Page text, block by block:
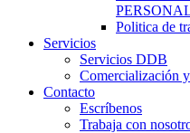
Politica de
Servicios
Servicios DDB
Comercialización
Contacto
Escríbenos
Trabaja con